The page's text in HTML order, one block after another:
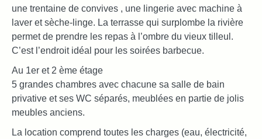
une trentaine de convives , une lingerie avec machine à
laver et sèche-linge. La terrasse qui surplombe la rivière
permet de prendre les repas à l’ombre du vieux tilleul.
C’est l’endroit idéal pour les soirées barbecue.
Au 1er et 2 ème étage
5 grandes chambres avec chacune sa salle de bain
privative et ses WC séparés, meublées en partie de jolis
meubles anciens.
La location comprend toutes les charges (eau, électricité,